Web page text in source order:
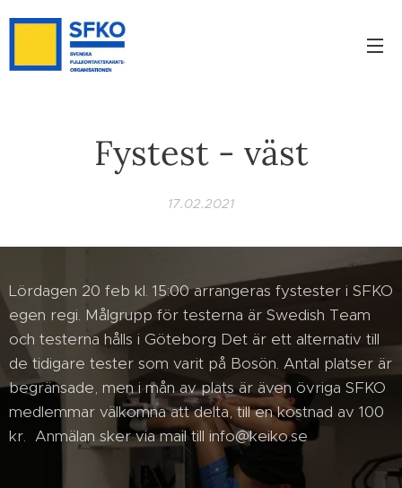
Fystest - väst
17.02.2021
Lördagen 20 feb kl. 15:00 arrangeras fystester i SFKO
egen regi. Målgrupp för testerna är Swedish Team
och testerna hålls i Göteborg Det är ett alternativ till
de tidigare tester som varit på Bosön. Antal platser är
begränsade, men i mån av plats är även övriga SFKO
medlemmar välkomna att delta, till en kostnad av 100
kr. Anmälan sker via mail till info@keiko.se